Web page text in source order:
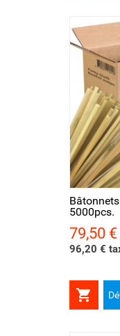
5000pcs.
Prix
79,50 €
96,20 €
